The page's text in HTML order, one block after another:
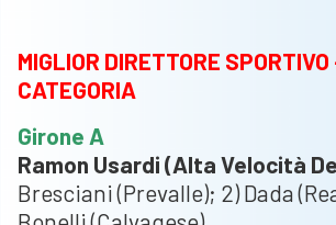
MIGLIOR DIRETTORE
CATEGORIA
Girone A
Ramon Usardi (Alta Velocità
Bresciani (Prevalle); 2) Dada